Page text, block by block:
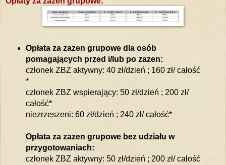
Opłata za zazen grupowe dla osób
pomagających przed i/lub po zazen:
członek ZBZ aktywny: 40 zł/dzień ; 160 zł/ całość
*
członek ZBZ wspierający: 50 zł/dzień ; 200 zł/
całość*
niezrzeszeni: 60 zł/dzień ; 240 zł/ całość*
Opłata za zazen grupowebez udziału w
przygotowaniach:
członek ZBZ aktywny: 50 zł/dzień ; 200 zł/ całość